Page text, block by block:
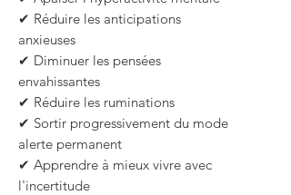
✔ Réduire les anticipations
anxieuses
✔ Diminuer les pensées
envahissantes
✔ Réduire les ruminations
✔ Sortir progressivement du mode
alerte permanent
✔ Apprendre à mieux vivre avec
l'incertitude